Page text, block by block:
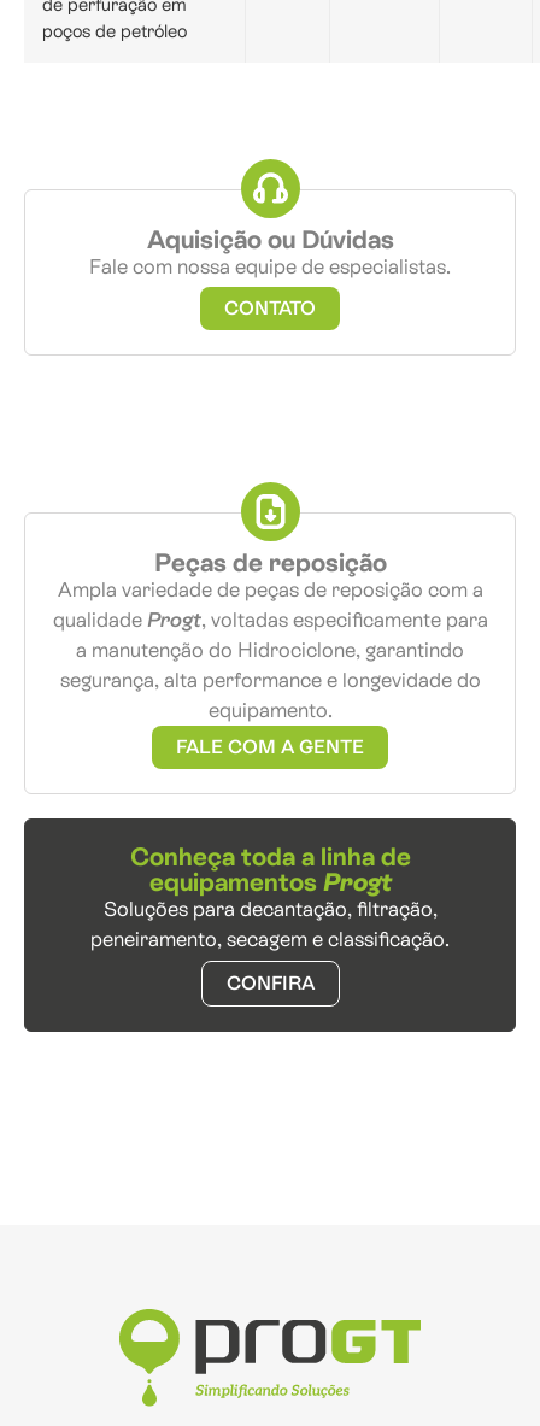
de perfuração em
poços de petróleo
Aquisição ou Dúvidas
Fale com nossa equipe de especialistas.
CONTATO
Peças de reposição
Ampla variedade de peças de reposição com a
qualidade Progt, voltadas especificamente para
a manutenção do Hidrociclone, garantindo
segurança, alta performance e longevidade do
equipamento.
FALE COM A GENTE
Conheça toda a linha de
equipamentos Progt
Soluções para decantação, filtração,
peneiramento, secagem e classificação.
CONFIRA